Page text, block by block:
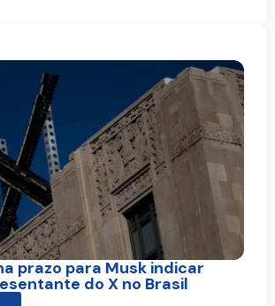
prazo para Musk indicar
do X no Brasil